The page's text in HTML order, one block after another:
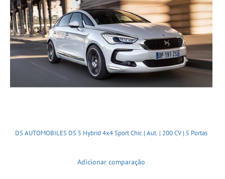
DS AUTOMOBILES DS 5 Hybrid 4x4 Sport Chic | Aut. | 200 CV | 5 Portas
Adicionar comparação